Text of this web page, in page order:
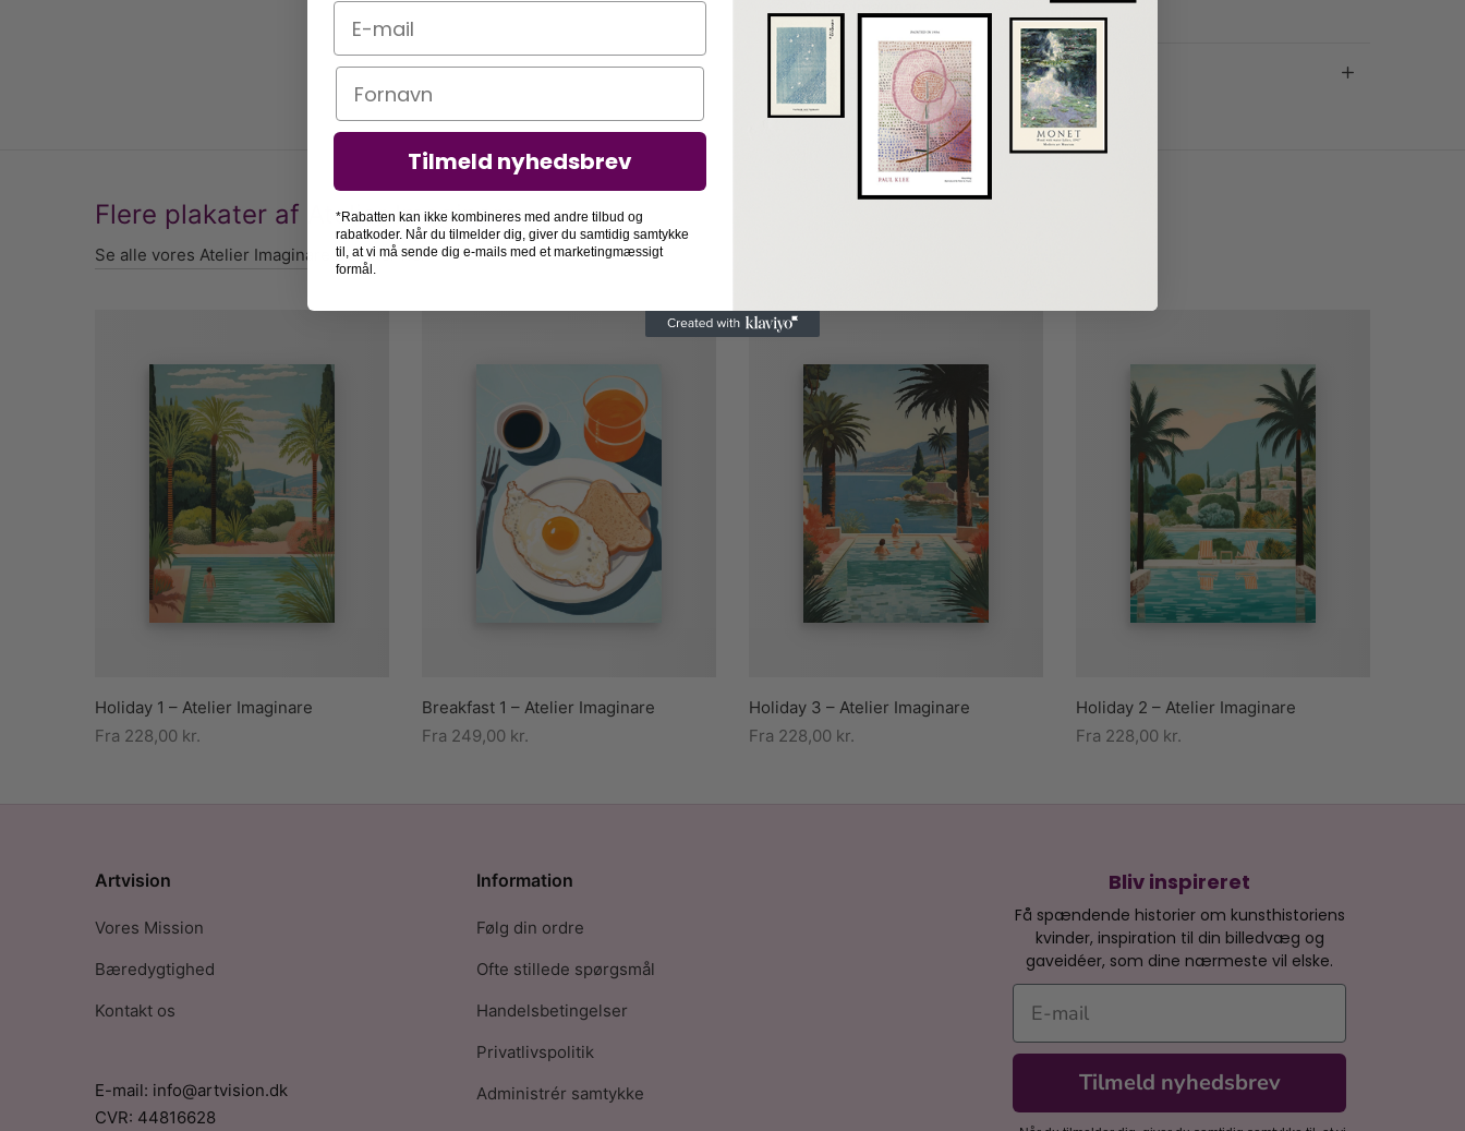
Detaljer
Flere plakater af Atelier Imaginare
Se alle vores Atelier Imaginare plakater her
Holiday 1 – Atelier Imaginare
Fra 228,00 kr.
Breakfast 1 – Atelier Imaginare
Fra 249,00 kr.
Holiday 3 – Atelier Imaginare
Fra 228,00 kr.
Holiday 2 – Atelier Imaginare
Fra 228,00 kr.
Bliv inspireret
Få spændende historier om kunsthistoriens
kvinder, inspiration til din billedvæg og
gaveidéer, som dine nærmeste vil elske.
E-mail
Tilmeld nyhedsbrev
Information
Følg din ordre
Ofte stillede spørgsmål
Handelsbetingelser
Privatlivspolitik
Administrér samtykke
Artvision
Vores Mission
Bæredygtighed
Kontakt os
E-mail: info@artvision.dk
CVR: 44816628
E-mail
Navn
Tilmeld nyhedsbrev
*Rabatten kan ikke kombineres med andre tilbud og
rabatkoder. Når du tilmelder dig, giver du samtidig samtykke
til, at vi må sende dig e-mails med et marketingmæssigt
formål.